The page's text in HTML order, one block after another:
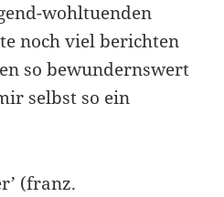
wohltuenden
noch viel berichten
so bewundernswert
selbst so ein
(franz.